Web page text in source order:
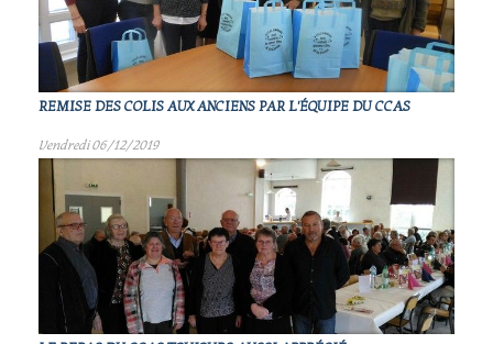
REMISE DES COLIS AUX ANCIENS PAR L'ÉQUIPE DU CCAS
Vendredi 06/12/2019